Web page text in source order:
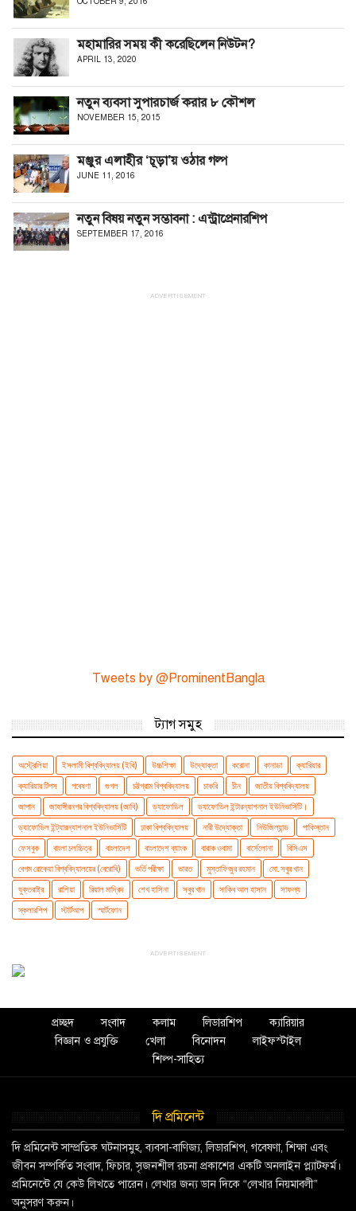
মহামারির সময় কী করেছিলেন নিউটন?
APRIL 13, 2020
নতুন ব্যবসা সুপারচার্জ করার ৮ কৌশল
NOVEMBER 15, 2015
মঞ্জুর এলাহীর ‘চূড়া’য় ওঠার গল্প
JUNE 11, 2016
নতুন বিষয় নতুন সম্ভাবনা : এন্ট্রাপ্রেনারশিপ
SEPTEMBER 17, 2016
ADVERTISEMENT
Tweets by @ProminentBangla
ট্যাগ সমুহ
অস্ট্রেলিয়া ইসলামী বিশ্ববিদ্যালয় (ইবি) উচ্চশিক্ষা উদ্যোক্তা করোনা কানাডা
ক্যারিয়ার
ক্যারিয়ার টিপস
গবেষণা গুগল চট্টগ্রাম বিশ্ববিদ্যালয় চাকরি চীন
জাতীয় বিশ্ববিদ্যালয়
জাপান
জাহাঙ্গীরনগর বিশ্ববিদ্যালয় (জাবি) ড্যাফোডিল
ড্যাফোডিল ইন্টারন্যাশনাল ইউনিভার্সিটি।
ড্যাফোডিল ইন্ট্যারন্যাশনাল ইউনিভার্সিটি
ঢাকা বিশ্ববিদ্যালয় নারী উদ্যোক্তা নিউজিল্যান্ড
পাকিস্তান
ফেসবুক
বাংলা চলচ্চিত্র বাংলাদেশ বাংলাদেশ ব্যাংক বারাক ওবামা বার্সেলোনা
বিসিএস
বেগম রোকেয়া বিশ্ববিদ্যালয়ের (বেরোবি)
ভর্তি পরীক্ষা ভারত মুস্তাফিজুর রহমান
মো. সবুর খান
যুক্তরাষ্ট্র
রাশিয়া রিয়াল মাদ্রিদ শেখ হাসিনা সবুর খান সাকিব আল হাসান
সাফল্য
স্কলারশিপ
স্টার্টআপ স্মার্টফোন
ADVERTISEMENT
প্রচ্ছদ সংবাদ কলাম লিডারশিপ
ক্যারিয়ার
বিজ্ঞান ও প্রযুক্তি
খেলা বিনোদন
লাইফস্টাইল
শিল্প-সাহিত্য
দি প্রমিনেন্ট
দি প্রমিনেন্ট সাম্প্রতিক ঘটনাসমুহ, ব্যবসা-বাণিজ্য, লিডারশিপ, গবেষণা, শিক্ষা এবং
জীবন সম্পর্কিত সংবাদ, ফিচার, সৃজনশীল রচনা প্রকাশের একটি অনলাইন প্ল্যাটফর্ম।
প্রমিনেন্টে যে কেউ লিখতে পারেন। লেখার জন্য ডান দিকে “লেখার নিয়মাবলী”
অনুসরণ করুন।